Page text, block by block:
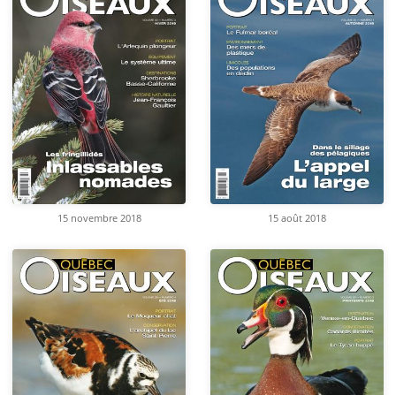
15 novembre 2018 15 août 2018